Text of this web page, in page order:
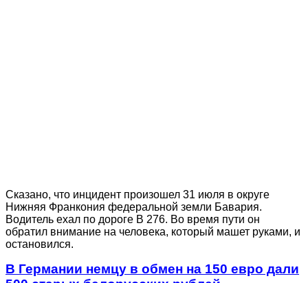
Сказано, что инцидент произошел 31 июля в округе
Нижняя Франкония федеральной земли Бавария.
Водитель ехал по дороге В 276. Во время пути он
обратил внимание на человека, который машет руками, и
остановился.
В Германии немцу в обмен на 150 евро дали